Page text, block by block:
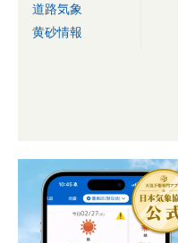
道路気象
黄砂情報